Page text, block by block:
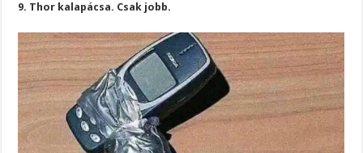
9. Thor kalapácsa. Csak jobb.